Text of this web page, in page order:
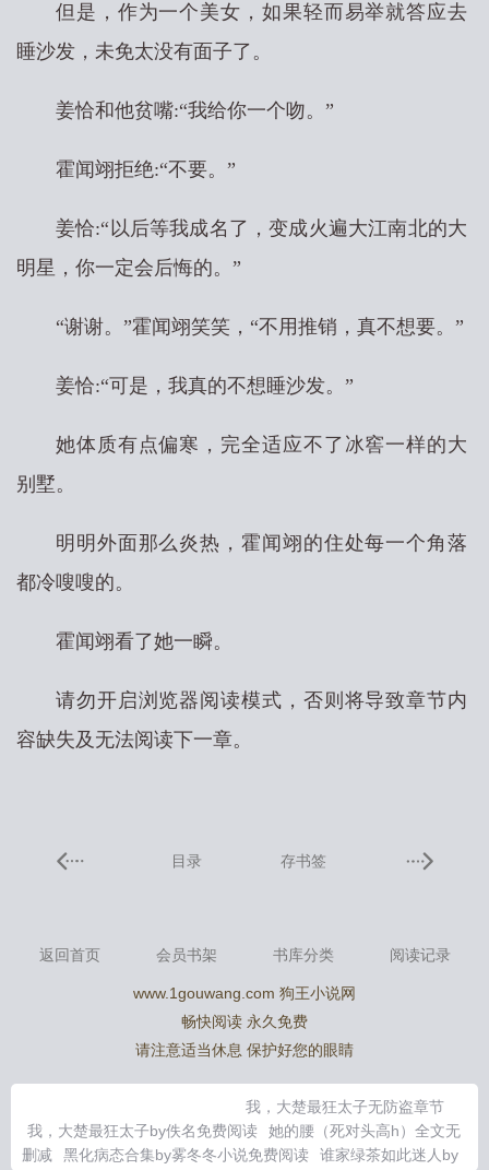
但是，作为一个美女，如果轻而易举就答应去
睡沙发，未免太没有面子了。
姜恰和他贫嘴:“我给你一个吻。”
霍闻翊拒绝:“不要。”
姜恰:“以后等我成名了，变成火遍大江南北的大
明星，你一定会后悔的。”
“谢谢。”霍闻翊笑笑，“不用推销，真不想要。”
姜恰:“可是，我真的不想睡沙发。”
她体质有点偏寒，完全适应不了冰窖一样的大
别墅。
明明外面那么炎热，霍闻翊的住处每一个角落
都冷嗖嗖的。
霍闻翊看了她一瞬。
请勿开启浏览器阅读模式，否则将导致章节内
容缺失及无法阅读下一章。
目录 存书签
返回首页 会员书架 书库分类 阅读记录
www.1gouwang.com 狗王小说网
畅快阅读 永久免费
请注意适当休息 保护好您的眼睛
我，大楚最狂太子无防盗章节
我，大楚最狂太子by佚名免费阅读
她的腰（死对头高h）全文无
删减
黑化病态合集by雾冬冬小说免费阅读 谁家绿茶如此迷人by